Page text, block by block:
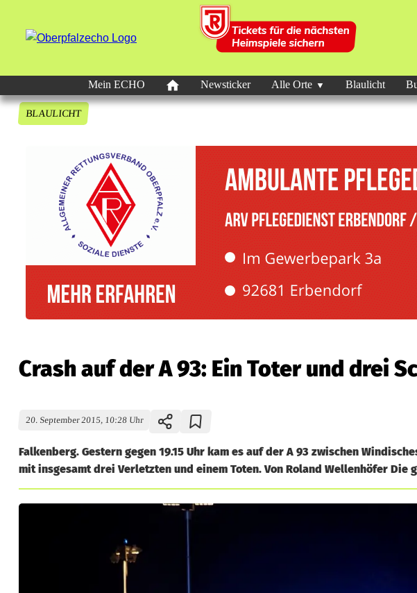
Mein ECHO Newsticker Alle Orte Blaulicht
BLAULICHT
Crash auf der A 93: Ein Toter und drei
20. September 2015, 10:28 Uhr
Falkenberg. Gestern gegen 19.15 Uhr kam es auf der A 93 zwischen
mit insgesamt drei Verletzten und einem Toten. Von Roland Wellenhöfer